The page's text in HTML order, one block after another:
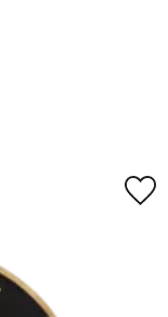
favorite_border